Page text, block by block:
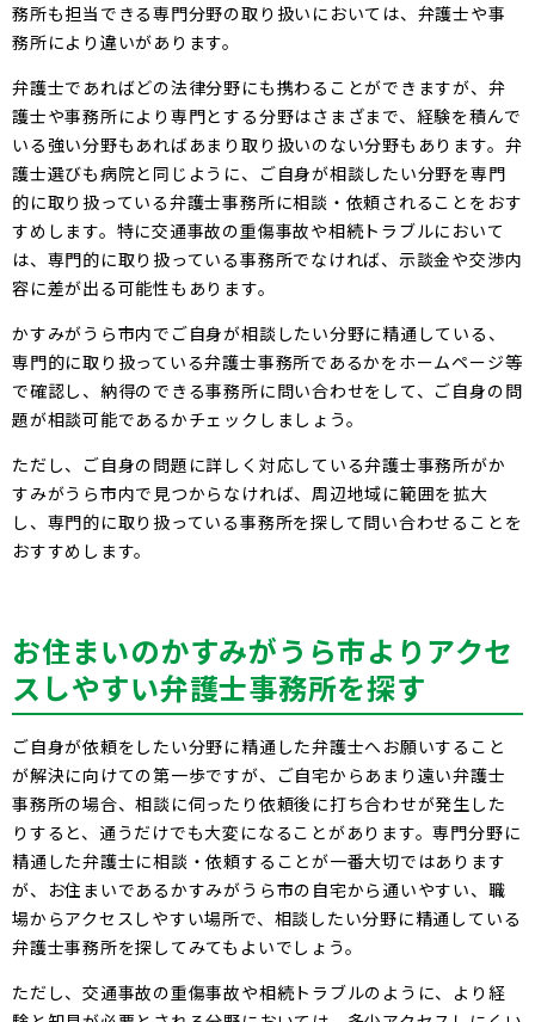
務所も担当できる専門分野の取り扱いにおいては、弁護士や事
務所により違いがあります。
弁護士であればどの法律分野にも携わることができますが、弁
護士や事務所により専門とする分野はさまざまで、経験を積んで
いる強い分野もあればあまり取り扱いのない分野もあります。弁
護士選びも病院と同じように、ご自身が相談したい分野を専門
的に取り扱っている弁護士事務所に相談・依頼されることをおす
すめします。特に交通事故の重傷事故や相続トラブルにおいて
は、専門的に取り扱っている事務所でなければ、示談金や交渉内
容に差が出る可能性もあります。
かすみがうら市内でご自身が相談したい分野に精通している、
専門的に取り扱っている弁護士事務所であるかをホームページ等
で確認し、納得のできる事務所に問い合わせをして、ご自身の問
題が相談可能であるかチェックしましょう。
ただし、ご自身の問題に詳しく対応している弁護士事務所がか
すみがうら市内で見つからなければ、周辺地域に範囲を拡大
し、専門的に取り扱っている事務所を探して問い合わせることを
おすすめします。
お住まいのかすみがうら市よりアクセ
スしやすい弁護士事務所を探す
ご自身が依頼をしたい分野に精通した弁護士へお願いすること
が解決に向けての第一歩ですが、ご自宅からあまり遠い弁護士
事務所の場合、相談に伺ったり依頼後に打ち合わせが発生した
りすると、通うだけでも大変になることがあります。専門分野に
精通した弁護士に相談・依頼することが一番大切ではあります
が、お住まいであるかすみがうら市の自宅から通いやすい、職
場からアクセスしやすい場所で、相談したい分野に精通している
弁護士事務所を探してみてもよいでしょう。
ただし、交通事故の重傷事故や相続トラブルのように、より経